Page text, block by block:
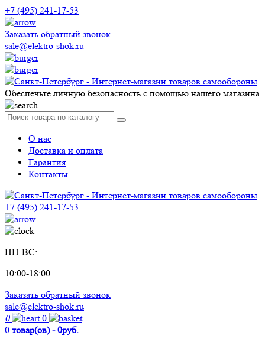
+7 (495) 241-17-53
Заказать обратный звонок
sale@elektro-shok.ru
Обеспечьте личную безопасность с помощью нашего магазина
О нас
Доставка и оплата
Гарантия
Контакты
+7 (495) 241-17-53
ПН-ВС:
10:00-18:00
Заказать обратный звонок
sale@elektro-shok.ru
0
0
0 товар(ов) - 0руб.